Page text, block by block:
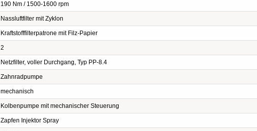
190 Nm / 1500-1600 rpm
Nassluftfilter mit Zyklon
Kraftstofffilterpatrone mit Filz-Papier
2
Netzfilter, voller Durchgang, Typ PP-8.4
Zahnradpumpe
mechanisch
Kolbenpumpe mit mechanischer Steuerung
Zapfen Injektor Spray